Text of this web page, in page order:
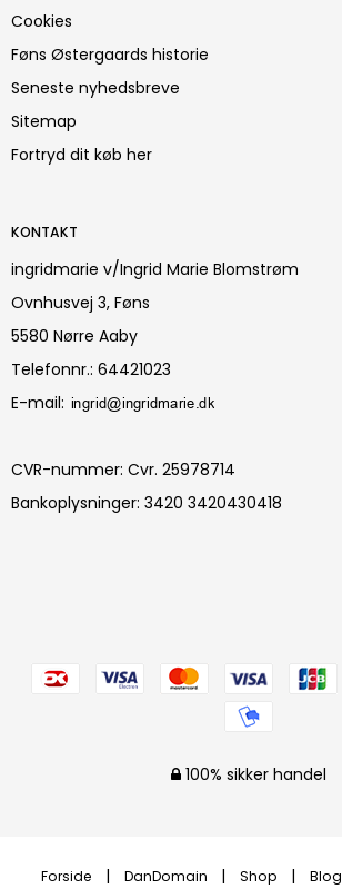
Cookies
Føns Østergaards historie
Seneste nyhedsbreve
Sitemap
Fortryd dit køb her
KONTAKT
ingridmarie v/Ingrid Marie Blomstrøm
Ovnhusvej 3, Føns
5580 Nørre Aaby
Telefonnr.: 64421023
E-mail:
CVR-nummer: Cvr. 25978714
Bankoplysninger: 3420 3420430418
100% sikker handel
Forside DanDomain Shop Blog